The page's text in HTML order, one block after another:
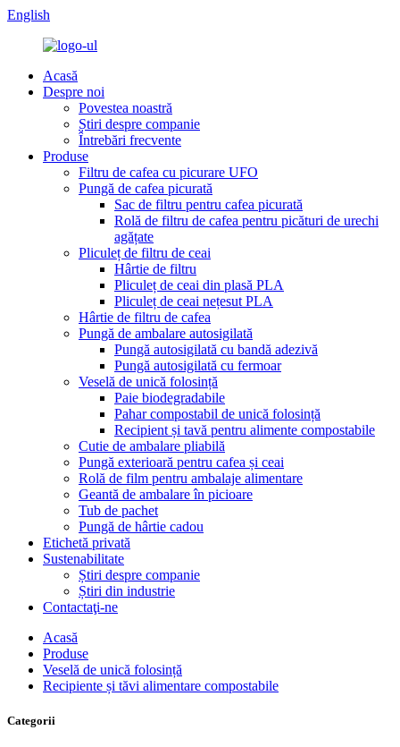
English
Acasă
Despre noi
Povestea noastră
Știri despre companie
Întrebări frecvente
Produse
Filtru de cafea cu picurare UFO
Pungă de cafea picurată
Sac de filtru pentru cafea picurată
Rolă de filtru de cafea pentru picături de urechi
agățate
Pliculeț de filtru de ceai
Hârtie de filtru
Pliculeț de ceai din plasă PLA
Pliculeț de ceai nețesut PLA
Hârtie de filtru de cafea
Pungă de ambalare autosigilată
Pungă autosigilată cu bandă adezivă
Pungă autosigilată cu fermoar
Veselă de unică folosință
Paie biodegradabile
Pahar compostabil de unică folosință
Recipient și tavă pentru alimente compostabile
Cutie de ambalare pliabilă
Pungă exterioară pentru cafea și ceai
Rolă de film pentru ambalaje alimentare
Geantă de ambalare în picioare
Tub de pachet
Pungă de hârtie cadou
Etichetă privată
Sustenabilitate
Știri despre companie
Știri din industrie
Contactaţi-ne
Acasă
Produse
Veselă de unică folosință
Recipiente și tăvi alimentare compostabile
Categorii